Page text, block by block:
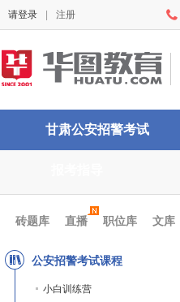
请登录 注册
甘肃公安招警考试
砖题库 直播 职位库 文库
公安招警考试课程
小白训练营